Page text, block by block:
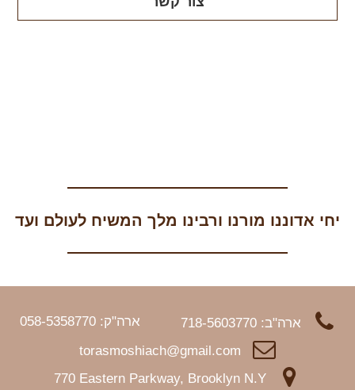
יחי אדוננו מורנו ורבינו מלך המשיח לעולם ועד
ארה"ב: 718-5603770
ארה"ק: 058-5358770
torasmoshiach@gmail.com
770 Eastern Parkway, Brooklyn N.Y